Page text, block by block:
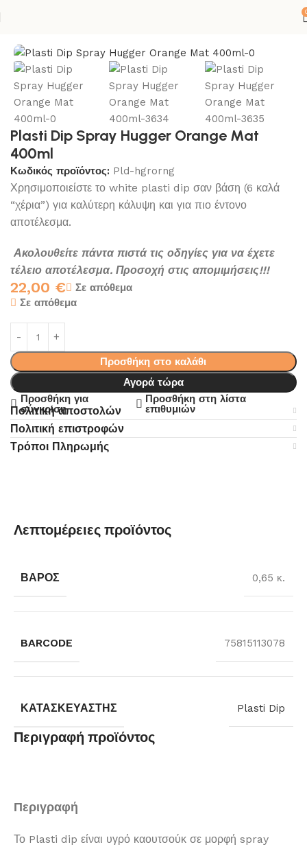
Plasti Dip Spray Hugger Orange Mat
400ml
Κωδικός προϊόντος: Pld-hgrorng
Χρησιμοποιείστε το white plasti dip σαν βάση (6 καλά
“χέρια”) για καλύτερη κάλυψη και για πιο έντονο
αποτέλεσμα.
Ακολουθείτε πάντα πιστά τις οδηγίες για να έχετε
τέλειο αποτέλεσμα. Προσοχή στις απομιμήσεις!!!
22,00 €
Σε απόθεμα
Σε απόθεμα
Προσθήκη στο καλάθι
Αγορά τώρα
Προσθήκη για
σύγκριση
Προσθήκη στη λίστα
επιθυμιών
Πολιτική αποστολών
Πολιτική επιστροφών
Τρόποι Πληρωμής
Λεπτομέρειες προϊόντος
ΒΆΡΟΣ 0,65 κ.
BARCODE 75815113078
ΚΑΤΑΣΚΕΥΑΣΤΉΣ Plasti Dip
Περιγραφή προϊόντος
Περιγραφή
Το Plasti dip είναι υγρό καουτσούκ σε μορφή spray